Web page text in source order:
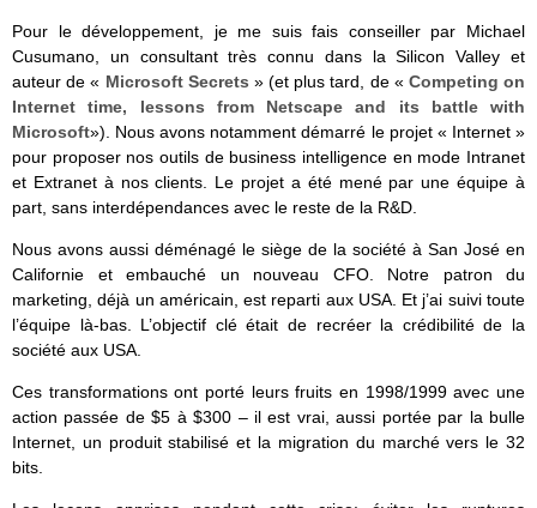
Pour le développement, je me suis fais conseiller par Michael
Cusumano, un consultant très connu dans la Silicon Valley et
auteur de « Microsoft Secrets » (et plus tard, de « Competing on
Internet time, lessons from Netscape and its battle with
Microsoft»). Nous avons notamment démarré le projet « Internet »
pour proposer nos outils de business intelligence en mode Intranet
et Extranet à nos clients. Le projet a été mené par une équipe à
part, sans interdépendances avec le reste de la R&D.
Nous avons aussi déménagé le siège de la société à San José en
Californie et embauché un nouveau CFO. Notre patron du
marketing, déjà un américain, est reparti aux USA. Et j’ai suivi toute
l’équipe là-bas. L’objectif clé était de recréer la crédibilité de la
société aux USA.
Ces transformations ont porté leurs fruits en 1998/1999 avec une
action passée de $5 à $300 – il est vrai, aussi portée par la bulle
Internet, un produit stabilisé et la migration du marché vers le 32
bits.